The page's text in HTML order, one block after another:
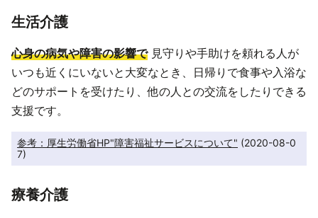
生活介護
心身の病気や障害の影響で見守りや手助けを頼れる人が
いつも近くにいないと大変なとき、日帰りで食事や入浴な
どのサポートを受けたり、他の人との交流をしたりできる
支援です。
参考：厚生労働省HP"障害福祉サービスについて" (2020-08-0
7)
療養介護